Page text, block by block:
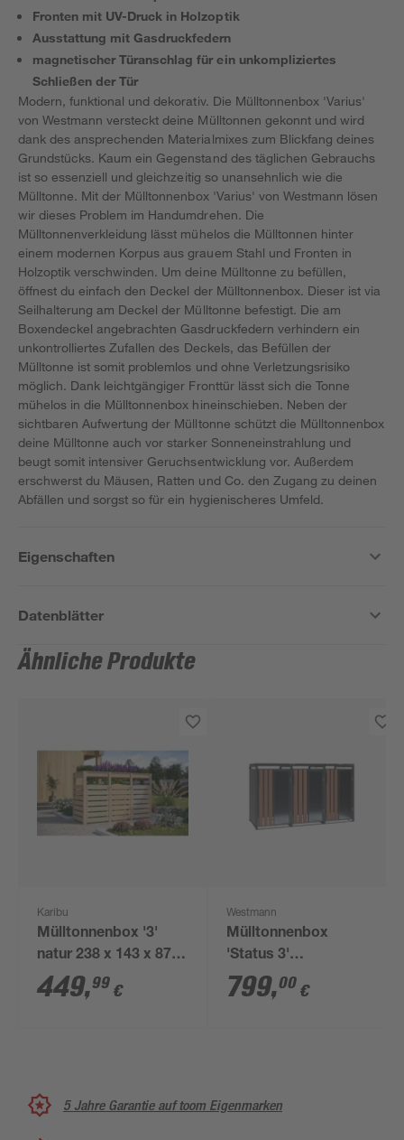
Fronten mit UV-Druck in Holzoptik
Ausstattung mit Gasdruckfedern
magnetischer Türanschlag für ein unkompliziertes
Schließen der Tür
Modern, funktional und dekorativ. Die Mülltonnenbox 'Varius'
von Westmann versteckt deine Mülltonnen gekonnt und wird
dank des ansprechenden Materialmixes zum Blickfang deines
Grundstücks. Kaum ein Gegenstand des täglichen Gebrauchs
ist so essenziell und gleichzeitig so unansehnlich wie die
Mülltonne. Mit der Mülltonnenbox 'Varius' von Westmann lösen
wir dieses Problem im Handumdrehen. Die
Mülltonnenverkleidung lässt mühelos die Mülltonnen hinter
einem modernen Korpus aus grauem Stahl und Fronten in
Holzoptik verschwinden. Um deine Mülltonne zu befüllen,
öffnest du einfach den Deckel der Mülltonnenbox. Dieser ist via
Seilhalterung am Deckel der Mülltonne befestigt. Die am
Boxendeckel angebrachten Gasdruckfedern verhindern ein
unkontrolliertes Zufallen des Deckels, das Befüllen der
Mülltonne ist somit problemlos und ohne Verletzungsrisiko
möglich. Dank leichtgängiger Fronttür lässt sich die Tonne
mühelos in die Mülltonnenbox hineinschieben. Neben der
sichtbaren Aufwertung der Mülltonne schützt die Mülltonnenbox
deine Mülltonne auch vor starker Sonneneinstrahlung und
beugt somit intensiver Geruchsentwicklung vor. Außerdem
erschwerst du Mäusen, Ratten und Co. den Zugang zu deinen
Abfällen und sorgst so für ein hygienischeres Umfeld.
Eigenschaften
Datenblätter
Ähnliche Produkte
Karibu
Mülltonnenbox '3'
natur 238 x 143 x 87,6
cm
449,99 €
Westmann
Mülltonnenbox
'Status 3'
anthrazit/Holzoptik
198 x 80 x 116 cm
799,00 €
5 Jahre Garantie auf toom Eigenmarken